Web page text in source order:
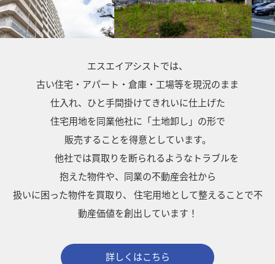
エスエイアシストでは、
古い住宅・アパート・倉庫・工場等を現況のまま
仕入れ、ひと手間掛けてきれいに仕上げた
住宅用地を同業他社に「土地卸し」の形で
販売することを得意としています。
他社では買取りを断られるようなトラブルを
抱えた物件や、同業の不動産会社から
扱いに困った物件を買取り、
住宅用地として整えることで不
動産価値を創出しています！
詳しくはこちら